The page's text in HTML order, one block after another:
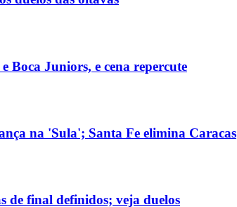
Boca Juniors, e cena repercute
na 'Sula'; Santa Fe elimina Caracas
de final definidos; veja duelos